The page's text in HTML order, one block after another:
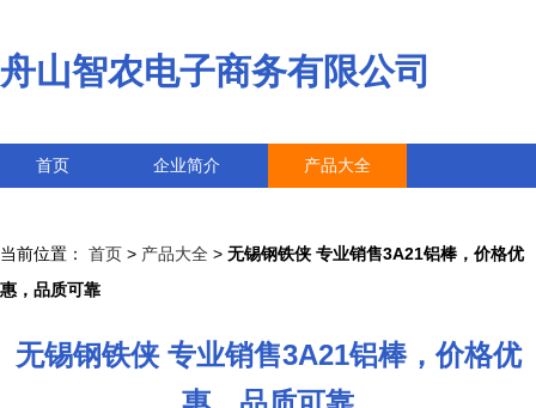
舟山智农电子商务有限公司
首页 企业简介 产品大全
当前位置： 首页 > 产品大全 > 无锡钢铁侠 专业销售3A21铝棒，价格优
惠，品质可靠
无锡钢铁侠 专业销售3A21铝棒，价格优